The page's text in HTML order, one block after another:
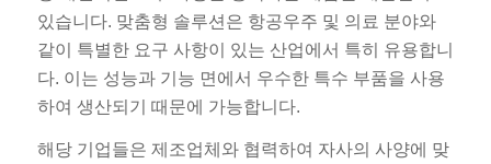
있습니다. 맞춤형 솔루션은 항공우주 및 의료 분야와
같이 특별한 요구 사항이 있는 산업에서 특히 유용합니
다. 이는 성능과 기능 면에서 우수한 특수 부품을 사용
하여 생산되기 때문에 가능합니다.
해당 기업들은 제조업체와 협력하여 자사의 사양에 맞